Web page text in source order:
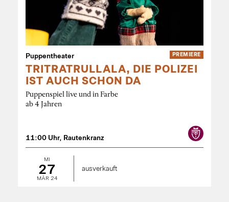
PREMIERE
Puppentheater
TRITRATRULLALA, DIE POLIZEI
IST AUCH SCHON DA
Puppenspiel live und in Farbe
ab 4 Jahren
11:00 Uhr, Rautenkranz
MI
27
MÄR 24
ausverkauft